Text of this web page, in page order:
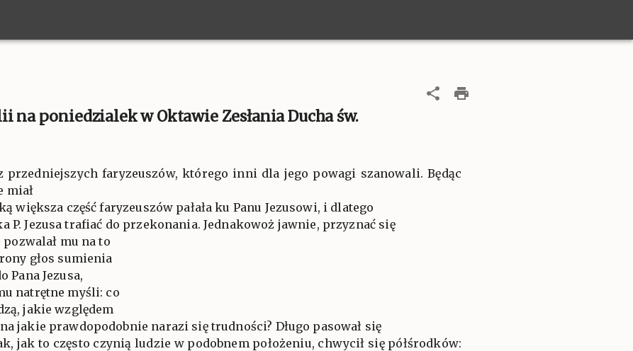
na poniedzialek w Oktawie Zesłania Ducha św.
przedniejszych faryzeuszów, którego inni dla jego powagi szanowali. Będąc
miał
większa część faryzeuszów pałała ku Panu Jezusowi, i dlatego
P. Jezusa trafiać do przekonania. Jednakowoż jawnie, przyznać się
pozwalał mu na to
głos sumienia
Pana Jezusa,
natrętne myśli: co
jakie względem
jakie prawdopodobnie narazi się trudności? Długo pasował się
jak to często czynią ludzie w podobnem położeniu, chwycił się półśrodków: